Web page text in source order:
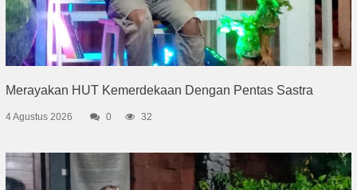
Merayakan HUT Kemerdekaan Dengan Pentas Sastra
4 Agustus 2026 0 32